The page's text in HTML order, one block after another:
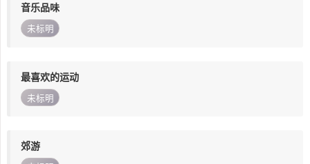
音乐品味
未标明
最喜欢的运动
未标明
郊游